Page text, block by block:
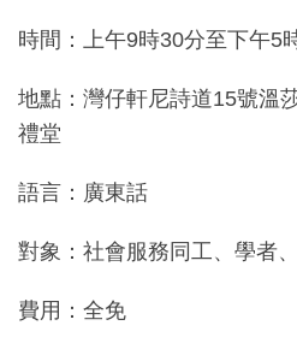
時間：上午9時30分至下午5
地點：灣仔軒尼詩道15號溫
禮堂
語言：廣東話
對象：社會服務同工、學者
費用：全免